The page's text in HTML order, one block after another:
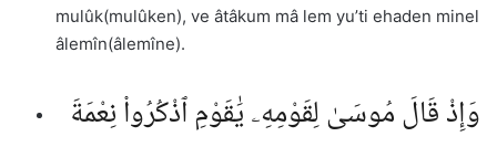
mulûk(mulûken), ve âtâkum mâ lem yu’ti ehaden minel
âlemîn(âlemîne).
وَإِذْ قَالَ مُوسَىٰ لِقَوْمِهِۦ يَٰقَوْمِ ٱذْكُرُوا۟ نِعْمَةَ